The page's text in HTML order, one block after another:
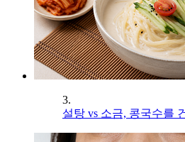
3.
설탕 vs 소금, 콩국수를